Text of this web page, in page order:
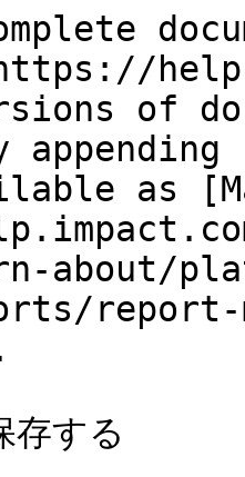
of
as
about/
report-
する